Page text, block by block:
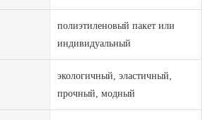
полиэтиленовый пакет или
индивидуальный
экологичный, эластичный,
прочный, модный